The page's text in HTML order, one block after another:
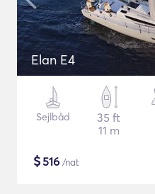
Elan E4
Sejlbåd
35 ft
11 m
$516 /nat